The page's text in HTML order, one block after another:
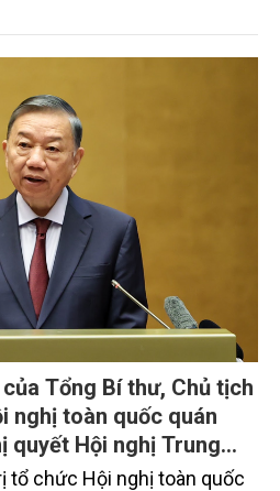
trồng mới và sản lượng
Tổng Bí thư, Chủ tịch
nghị toàn quốc quán
quyết Hội nghị Trung
tổ chức Hội nghị toàn quốc